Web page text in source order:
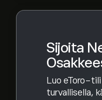
Sijoita
Luo eToro-
turvallisella,